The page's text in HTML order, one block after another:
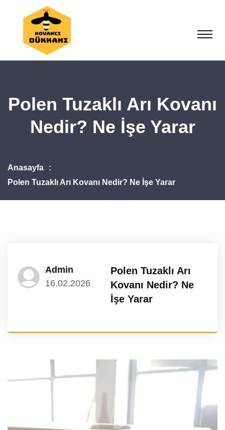
Polen Tuzaklı Arı Kovanı
Nedir? Ne İşe Yarar
Anasayfa
Polen Tuzaklı Arı Kovanı Nedir? Ne İşe Yarar
Admin
16.02.2026
Polen Tuzaklı Arı
Kovanı Nedir? Ne
İşe Yarar